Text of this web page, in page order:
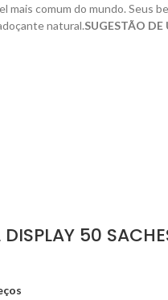
mais comum do mundo. Seus
natural.SUGESTÃO DE
DISPLAY 50